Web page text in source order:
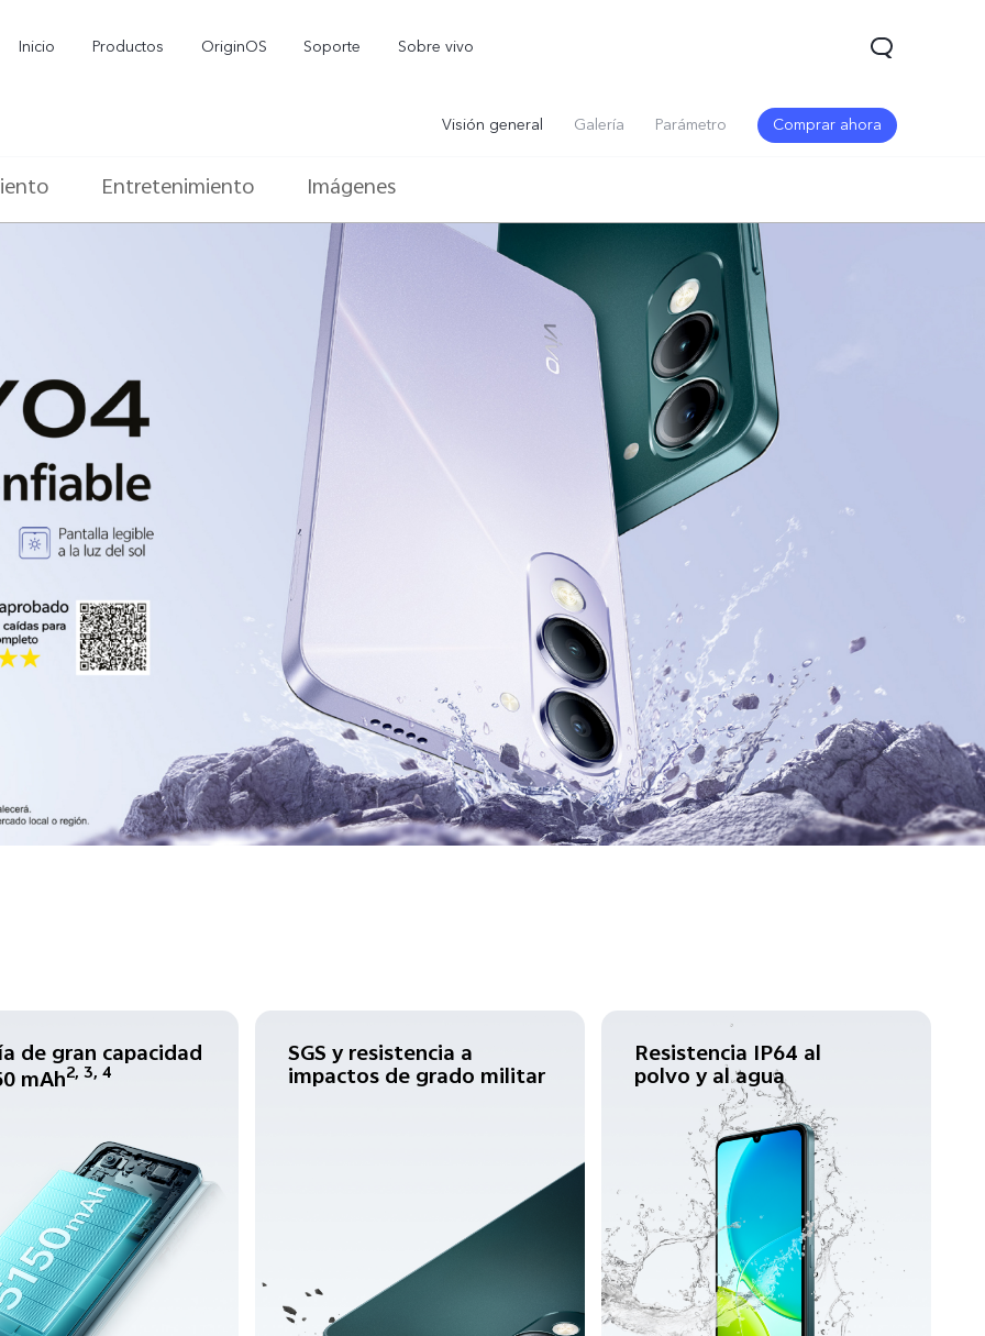
Inicio Productos OriginOS Soporte Sobre vivo
Visión general Galería Parámetro Comprar ahora
Entretenimiento Imágenes
de gran capacidad
mAh2, 3, 4
SGS y resistencia a
impactos de grado militar
Resistencia IP64 al
polvo y al agua